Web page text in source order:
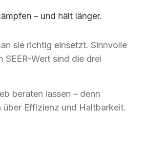
– und hält länger.
sie richtig einsetzt. Sinnvolle
SEER-Wert sind die drei
beraten lassen – denn
Effizienz und Haltbarkeit.